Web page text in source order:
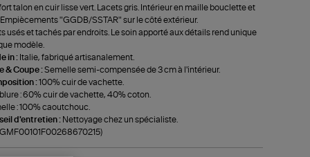
talon en cuir lisse vert. Lacets gris. Intérieur en maille bouclette et
Empiècements "GGDB/SSTAR" sur le côté extérieur.
usés et tachés par endroits. Le soin apporté aux détails rend unique
modèle.
in : Italie, fabriqué artisanalement.
& Coupe :Semelle semi-compensée de 3 cm à l'intérieur.
:100% cuir de vachette.
: 60% cuir de vachette, 40% coton.
: 100% caoutchouc.
d'entretien : Nettoyage chez un spécialiste.